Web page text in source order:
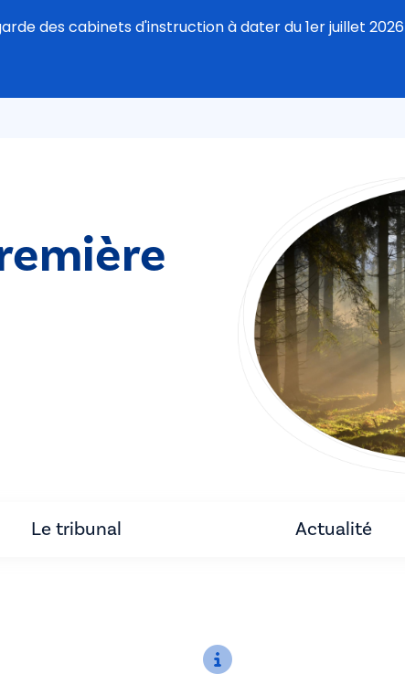
des cabinets d'instruction à dater du 1er juillet 2026
Le tribunal Actualité